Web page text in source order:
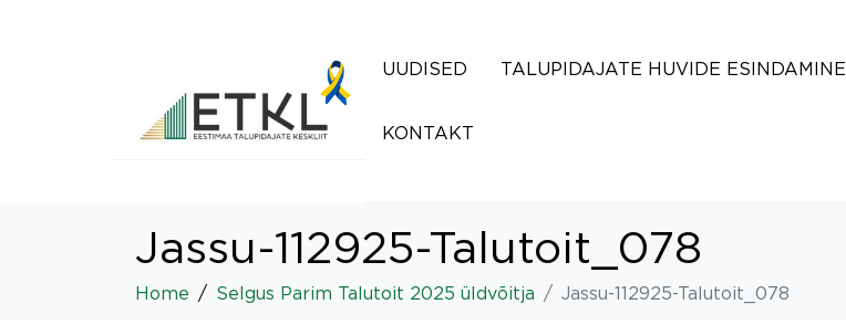
UUDISED TALUPIDAJATE HUVIDE ESINDAMINE
KONTAKT
Jassu-112925-Talutoit_078
Home Selgus Parim Talutoit 2025 üldvõitja Jassu-112925-Talutoit_078